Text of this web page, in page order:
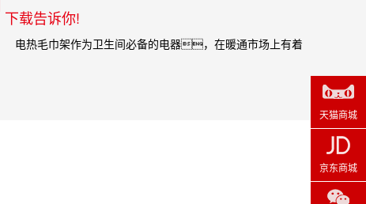
下载告诉你!
电热毛巾架作为卫生间必备的电器，在暖通市场上有着
天猫商城
京东商城